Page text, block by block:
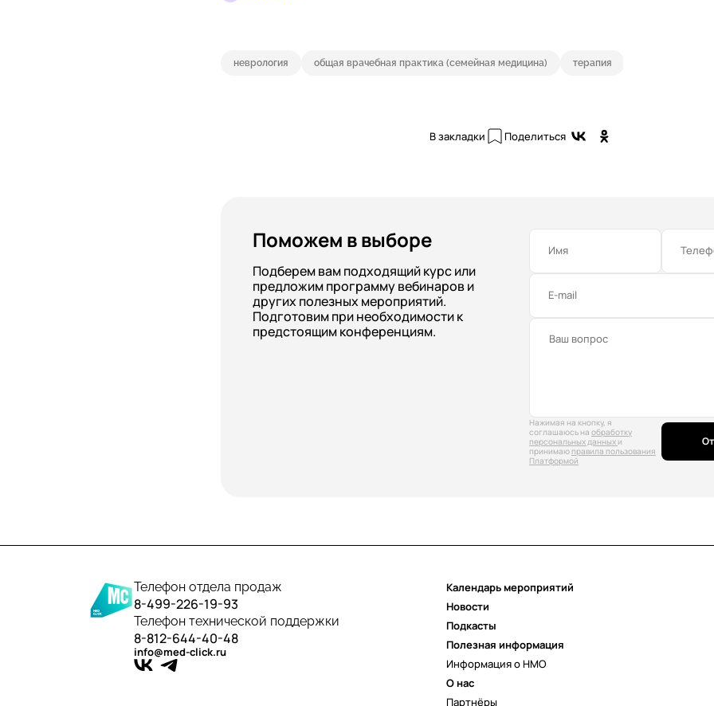
неврология общая врачебная практика (семейная медицина) терапия
В закладки Поделиться
Поможем в выборе
Подберем вам подходящий курс или
предложим программу вебинаров и
других полезных мероприятий.
Подготовим при необходимости к
предстоящим конференциям.
Имя
E-mail
Нажимая на кнопку, я
соглашаюсь на обработку
персональных данных и
принимаю правила пользования
Платформой
Телефон отдела продаж
8-499-226-19-93
Телефон технической поддержки
8-812-644-40-48
info@med-click.ru
Календарь мероприятий
Новости
Подкасты
Полезная информация
Информация о НМО
О нас
Партнёры